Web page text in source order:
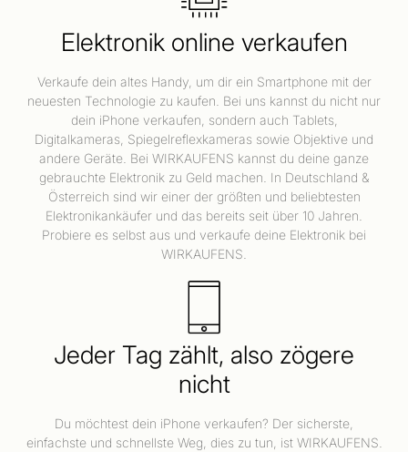
Elektronik online verkaufen
Verkaufe dein altes Handy, um dir ein Smartphone mit der
neuesten Technologie zu kaufen. Bei uns kannst du nicht nur
dein iPhone verkaufen, sondern auch Tablets,
Digitalkameras, Spiegelreflexkameras sowie Objektive und
andere Geräte. Bei WIRKAUFENS kannst du deine ganze
gebrauchte Elektronik zu Geld machen. In Deutschland &
Österreich sind wir einer der größten und beliebtesten
Elektronikankäufer und das bereits seit über 10 Jahren.
Probiere es selbst aus und verkaufe deine Elektronik bei
WIRKAUFENS.
Jeder Tag zählt, also zögere
nicht
Du möchtest dein iPhone verkaufen? Der sicherste,
einfachste und schnellste Weg, dies zu tun, ist WIRKAUFENS.